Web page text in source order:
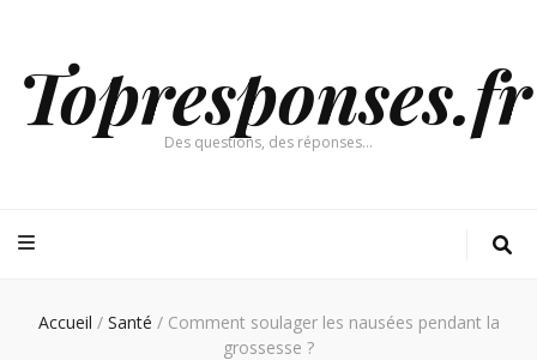
Topresponses.fr
Des questions, des réponses…
Accueil / Santé / Comment soulager les nausées pendant la
grossesse ?